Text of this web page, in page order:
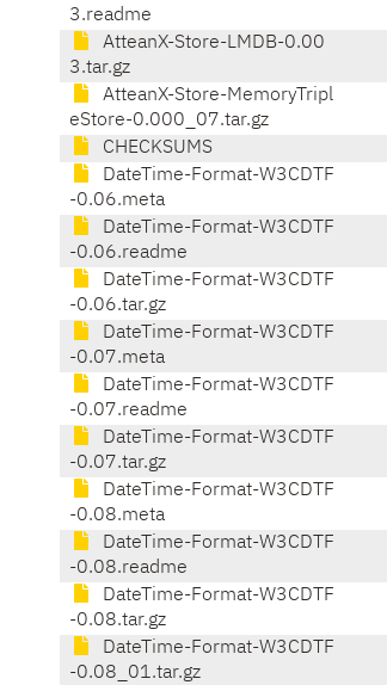
3.readme
AtteanX-Store-LMDB-0.00
3.tar.gz
AtteanX-Store-MemoryTripl
eStore-0.000_07.tar.gz
CHECKSUMS
DateTime-Format-W3CDTF
-0.06.meta
DateTime-Format-W3CDTF
-0.06.readme
DateTime-Format-W3CDTF
-0.06.tar.gz
DateTime-Format-W3CDTF
-0.07.meta
DateTime-Format-W3CDTF
-0.07.readme
DateTime-Format-W3CDTF
-0.07.tar.gz
DateTime-Format-W3CDTF
-0.08.meta
DateTime-Format-W3CDTF
-0.08.readme
DateTime-Format-W3CDTF
-0.08.tar.gz
DateTime-Format-W3CDTF
-0.08_01.tar.gz